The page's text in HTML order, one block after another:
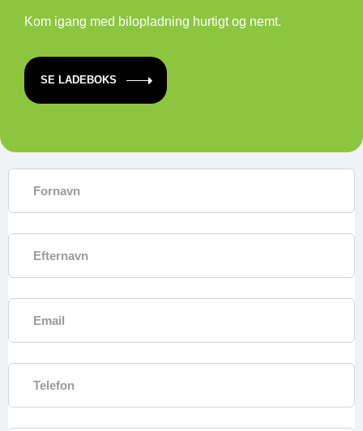
Kom igang med bilopladning hurtigt og nemt.
SE LADEBOKS